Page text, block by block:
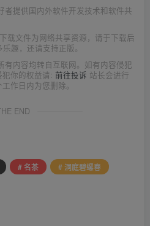
者提供国内外软件开发技术和软件共
载文件为网络共享资源，请于下载后
趣，还请支持正版。
有内容均转自互联网。如有内容侵犯
你的权益请: 前往投诉 站长会进行
作日内为您删除。
END
# 名茶
# 洞庭碧螺春